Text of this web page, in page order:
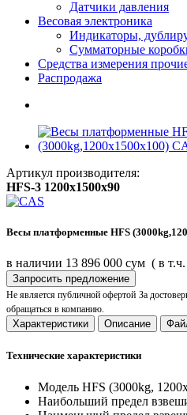
Датчики давления
Весовая электроника
Индикаторы,
Сумматорные
Средства измерения
Распродажа
Артикул производителя:
HFS-3 1200x1500x90
Весы платформенные HFS
в наличии 13 896 000 сум ( в
Запросить предложение
Не является публичной офертой За
обращаться в компанию.
Характеристики Описание
Технические характеристики
Модель HFS (3000kg,
Наибольший предел